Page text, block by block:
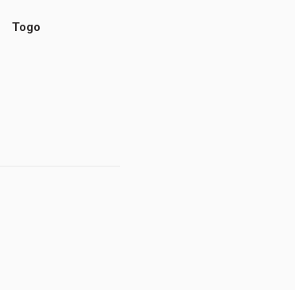
Togo